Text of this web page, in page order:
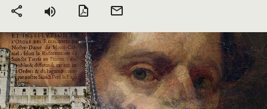
Partager Version PDF